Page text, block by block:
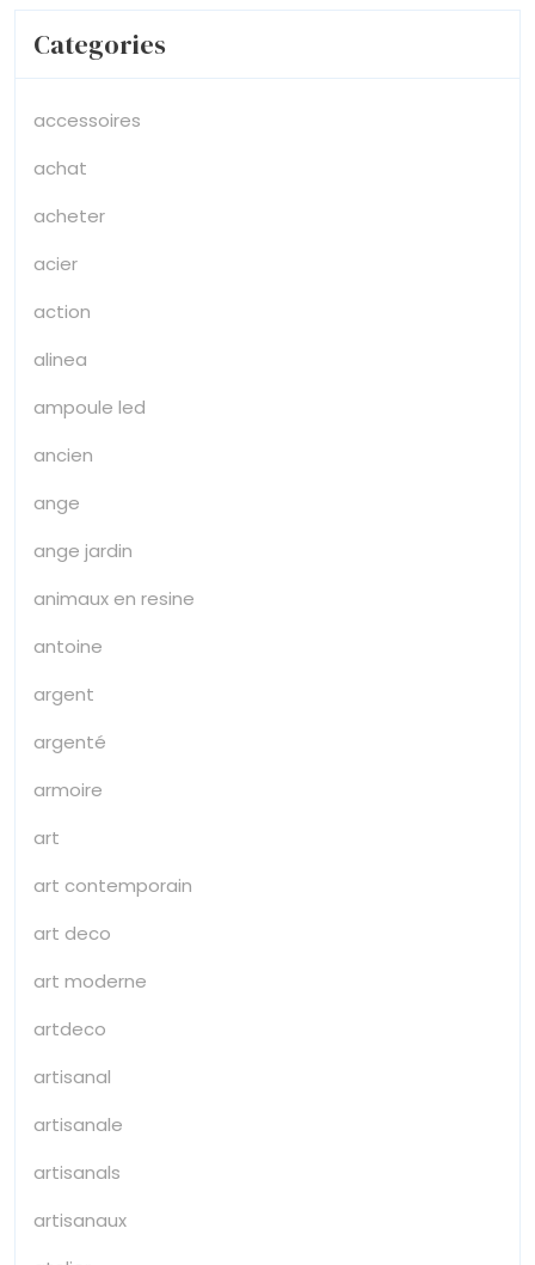
Categories
accessoires
achat
acheter
acier
action
alinea
ampoule led
ancien
ange
ange jardin
animaux en resine
antoine
argent
argenté
armoire
art
art contemporain
art deco
art moderne
artdeco
artisanal
artisanale
artisanals
artisanaux